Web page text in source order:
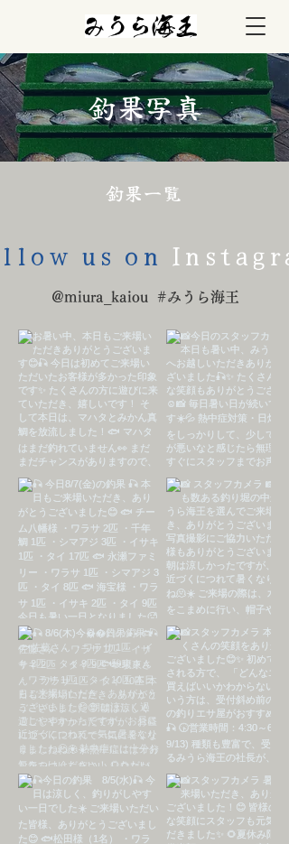
釣果写真
釣果一覧
us on
#みうら海王
@miura_kaiou